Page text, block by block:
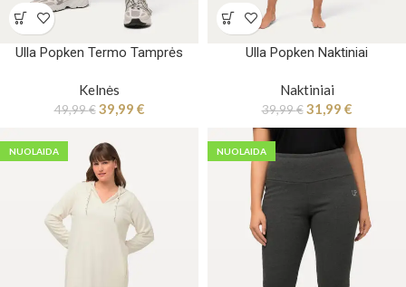
Ulla Popken Termo Tamprės
Kelnės
49,99€ 39,99 €
Ulla Popken Naktiniai
Naktiniai
39,99€ 31,99 €
NUOLAIDA NUOLAIDA